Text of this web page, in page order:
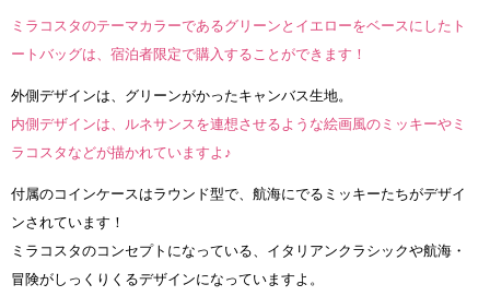
ミラコスタのテーマカラーであるグリーンとイエローをベースにしたト
ートバッグは、宿泊者限定で購入することができます！
外側デザインは、グリーンがかったキャンバス生地。
内側デザインは、ルネサンスを連想させるような絵画風のミッキーやミ
ラコスタなどが描かれていますよ♪
付属のコインケースはラウンド型で、航海にでるミッキーたちがデザイ
ンされています！
ミラコスタのコンセプトになっている、イタリアンクラシックや航海・
冒険がしっくりくるデザインになっていますよ。